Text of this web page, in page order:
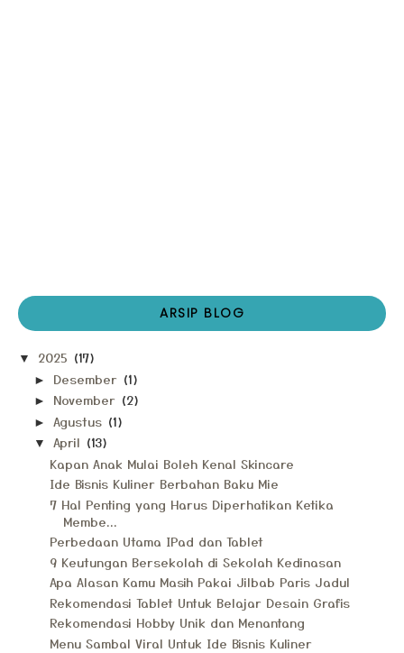
ARSIP BLOG
▼ 2025 (17)
► Desember (1)
► November (2)
► Agustus (1)
▼ April (13)
Kapan Anak Mulai Boleh Kenal Skincare
Ide Bisnis Kuliner Berbahan Baku Mie
7 Hal Penting yang Harus Diperhatikan Ketika
Membe...
Perbedaan Utama IPad dan Tablet
9 Keutungan Bersekolah di Sekolah Kedinasan
Apa Alasan Kamu Masih Pakai Jilbab Paris Jadul
Rekomendasi Tablet Untuk Belajar Desain Grafis
Rekomendasi Hobby Unik dan Menantang
Menu Sambal Viral Untuk Ide Bisnis Kuliner